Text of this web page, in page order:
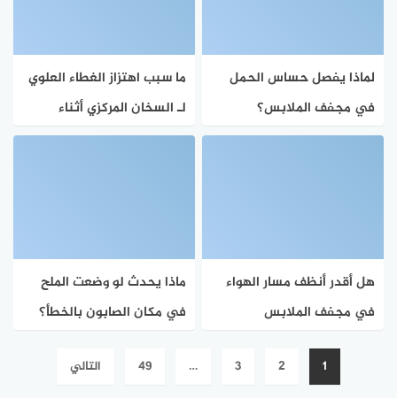
ما سبب اهتزاز الغطاء العلوي
لـ السخان المركزي أثناء
التشغيل؟
لماذا يفصل حساس الحمل
في مجفف الملابس؟
ماذا يحدث لو وضعت الملح
في مكان الصابون بالخطأ؟
هل أقدر أنظف مسار الهواء
في مجفف الملابس
بنفسي؟
صفحات
1
2
3
…
49 التالي